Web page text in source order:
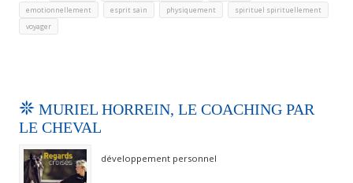
emotionnellement esprit sain physiquement spirituel spirituellement
voyager
MURIEL HORREIN, LE COACHING PAR
LE CHEVAL
développement personnel